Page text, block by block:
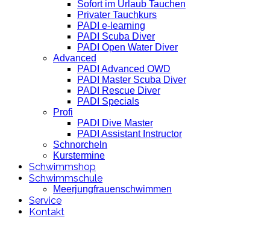
Sofort im Urlaub Tauchen
Privater Tauchkurs
PADI e-learning
PADI Scuba Diver
PADI Open Water Diver
Advanced
PADI Advanced OWD
PADI Master Scuba Diver
PADI Rescue Diver
PADI Specials
Profi
PADI Dive Master
PADI Assistant Instructor
Schnorcheln
Kurstermine
Schwimmshop
Schwimmschule
Meerjungfrauenschwimmen
Service
Kontakt